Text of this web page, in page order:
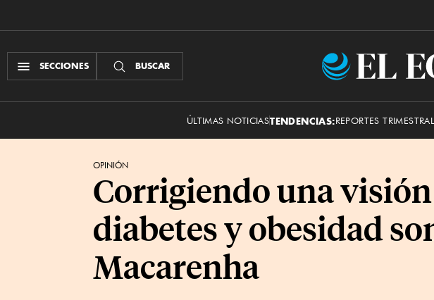
SECCIONES BUSCAR
ÚLTIMAS NOTICIASTENDENCIAS:REPORTES
OPINIÓN
Corrigiendo una
diabetes y obesidad
Macarenha